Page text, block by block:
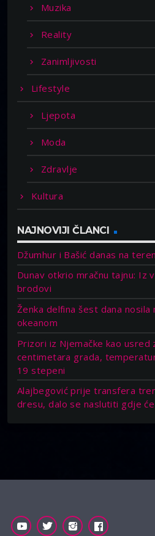
Muzika
Reality
Zanimljivosti
Lifestyle
Ljepota
Moda
Zdravlje
Kultura
NAJNOVIJI ČLANCI
Džumhur i Bašić danas na
Dunav otkrio mračnu tajnu: Iz
brodovi
Ženka delfina šest dana nosila
okeanom
Prizori iz Njemačke kao usred
centimetara grada,
19 stepeni
Alajbegović prije transfera
dresu, dalo se naslutiti gdje